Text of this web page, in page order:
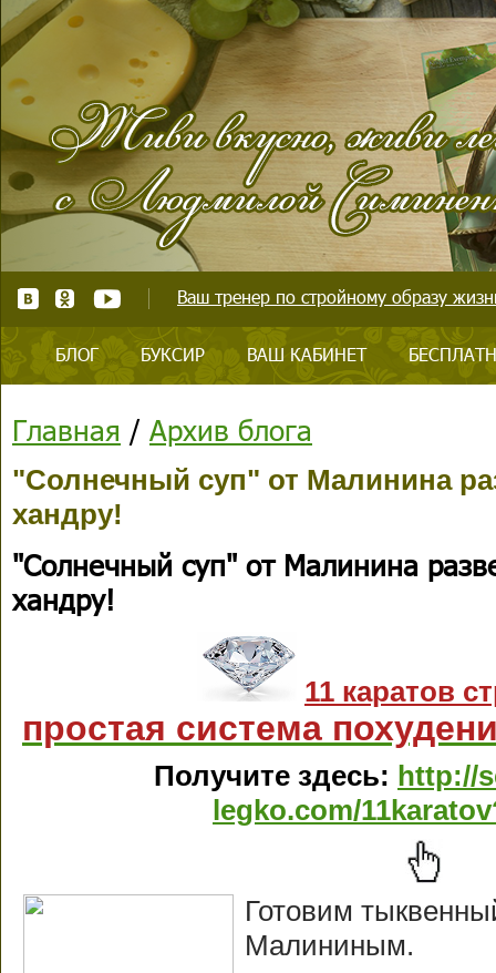
Ваш тренер по стройному образу
БЛОГ БУКСИР ВАШ КАБИНЕТ
Главная / Архив блога
"Солнечный суп" от Малинина
хандру!
"Солнечный суп" от Малинина
хандру!
11 каратов
простая система
Получите здесь: http://
legko.com/
Готовим
Малининым.